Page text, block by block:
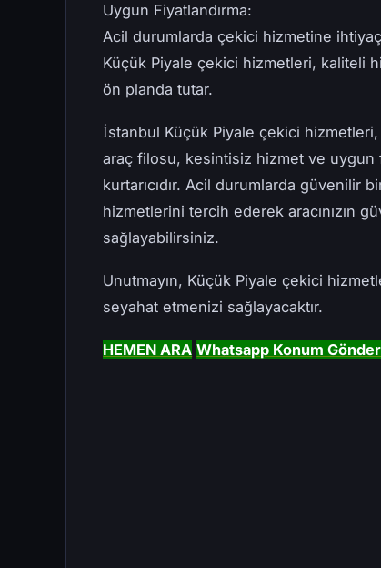
Uygun Fiyatlandırma:
Acil durumlarda çekici hizmetine
Küçük Piyale çekici hizmetleri, kaliteli
ön planda tutar.
İstanbul Küçük Piyale çekici
araç filosu, kesintisiz hizmet ve uygun
kurtarıcıdır. Acil durumlarda güvenilir
hizmetlerini tercih ederek aracınızın
sağlayabilirsiniz.
Unutmayın, Küçük Piyale çekici
seyahat etmenizi sağlayacaktır.
HEMEN ARA Whatsapp Konum Gönder